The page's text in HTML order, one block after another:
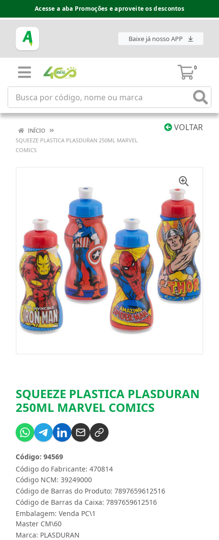
Acesse a aba Promoções e aproveite os descontos
Baixe já nosso APP
0
VOLTAR
INÍCIO
SQUEEZE PLASTICA PLASDURAN 250ML MARVEL
COMICS
SQUEEZE PLASTICA PLASDURAN
250ML MARVEL COMICS
Código do Fabricante: 470814
Código: 94569
Código NCM: 39249000
Código de Barras do Produto: 7897659612516
Código de Barras da Caixa: 7897659612516
Embalagem: Venda PC\1
Master CM\60
Marca: PLASDURAN